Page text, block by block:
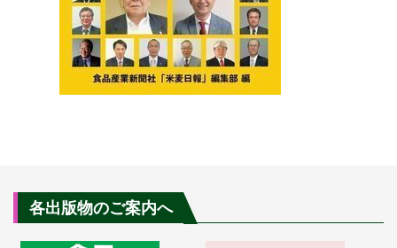
各出版物のご案内へ